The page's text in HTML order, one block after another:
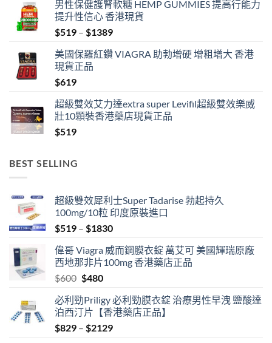
男性保健護腎軟糖 HEMP GUMMIES 提高行能力
提升性信心 香港現貨
$519 – $1389Price
$519
美國保羅紅鑽 VIAGRA 助勃增硬 增粗增大 香港
現貨正品
$619
超級雙效艾力達extra super Levifil超級雙效樂威
壯10顆裝香港藥店現貨正品
$519
BEST SELLING
超級雙效犀利士Super Tadarise 勃起持久
100mg/10粒 印度原裝進口
$519 – $1830Price
$519
through
偉哥 Viagra 威而鋼膜衣錠 萬艾可 美國輝瑞原廠
西地那非片100mg 香港藥店正品
$600 Original
was:
$600.
$480Current
is:
$480.
必利勁Priligy 必利勁膜衣錠 治療男性早洩 鹽酸達
泊西汀片【香港藥店正品】
$829 – $2129Price